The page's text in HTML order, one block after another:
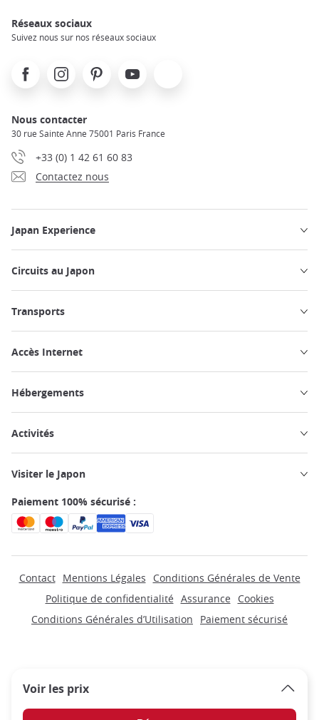
Voir les prix
Réseaux sociaux
Suivez nous sur nos réseaux sociaux
FacebookInstagramPinterest Youtube
Nous contacter
30 rue Sainte Anne 75001 Paris France
+33 (0) 1 42 61 60 83
Contactez nous
Japan Experience
Circuits au Japon
Transports
Accès Internet
Hébergements
Activités
Visiter le Japon
Paiement 100% sécurisé :
Contact Mentions Légales
Conditions Générales de Vente
Politique de confidentialité Assurance
Cookies
Conditions Générales d’Utilisation
Paiement sécurisé